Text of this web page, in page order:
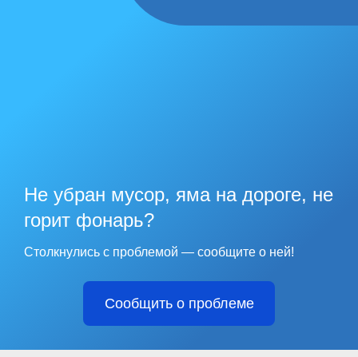
Не убран мусор, яма на дороге, не
горит фонарь?
Столкнулись с проблемой — сообщите о ней!
Сообщить о проблеме